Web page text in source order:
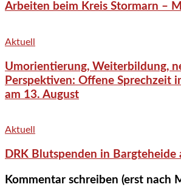
Arbeiten beim Kreis Stormarn –
Aktuell
Umorientierung, Weiterbildung,
Perspektiven: Offene Sprechzeit
am 13. August
Aktuell
DRK Blutspenden in Bargteheide
Kommentar schreiben (erst nach